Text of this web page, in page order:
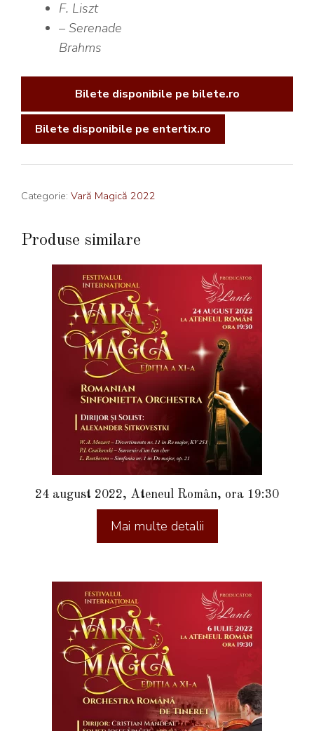
F. Liszt
– Serenade
Brahms
Bilete disponibile pe bilete.ro
Bilete disponibile pe entertix.ro
Categorie: Vară Magică 2022
Produse similare
24 august 2022, Ateneul Român, ora 19:30